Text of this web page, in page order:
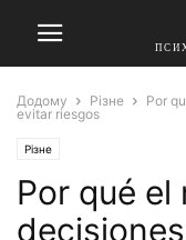
Додому Різне
Por
evitar riesgos
Різне
Por qué el